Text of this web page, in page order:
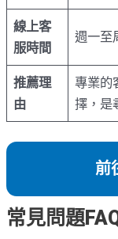
線上客
服時間
週一至
推薦理
由
專業的
擇，是
前
常見問題